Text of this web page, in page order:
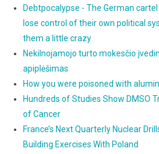
Debtpocalypse - The German
lose control of their own political
them a little crazy
Nekilnojamojo turto mokesčio
apiplėšimas
How you were poisoned with
Hundreds of Studies Show DMSO
of Cancer
France’s Next Quarterly Nuclear
Building Exercises With Poland